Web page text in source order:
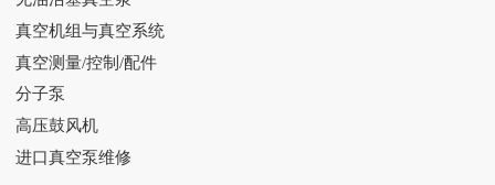
真空机组与真空系统
真空测量/控制/配件
分子泵
高压鼓风机
进口真空泵维修